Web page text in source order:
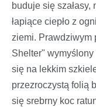
buduje się
łapiące ciepło z
ziemi. Prawdziwym
Shelter"
się na lekkim
przezroczystą folią
się srebrny koc